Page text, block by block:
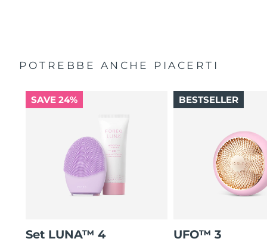
POTREBBE ANCHE PIACERTI
SAVE 24%
Set LUNA™ 4 UFO™ 3
BESTSELLER